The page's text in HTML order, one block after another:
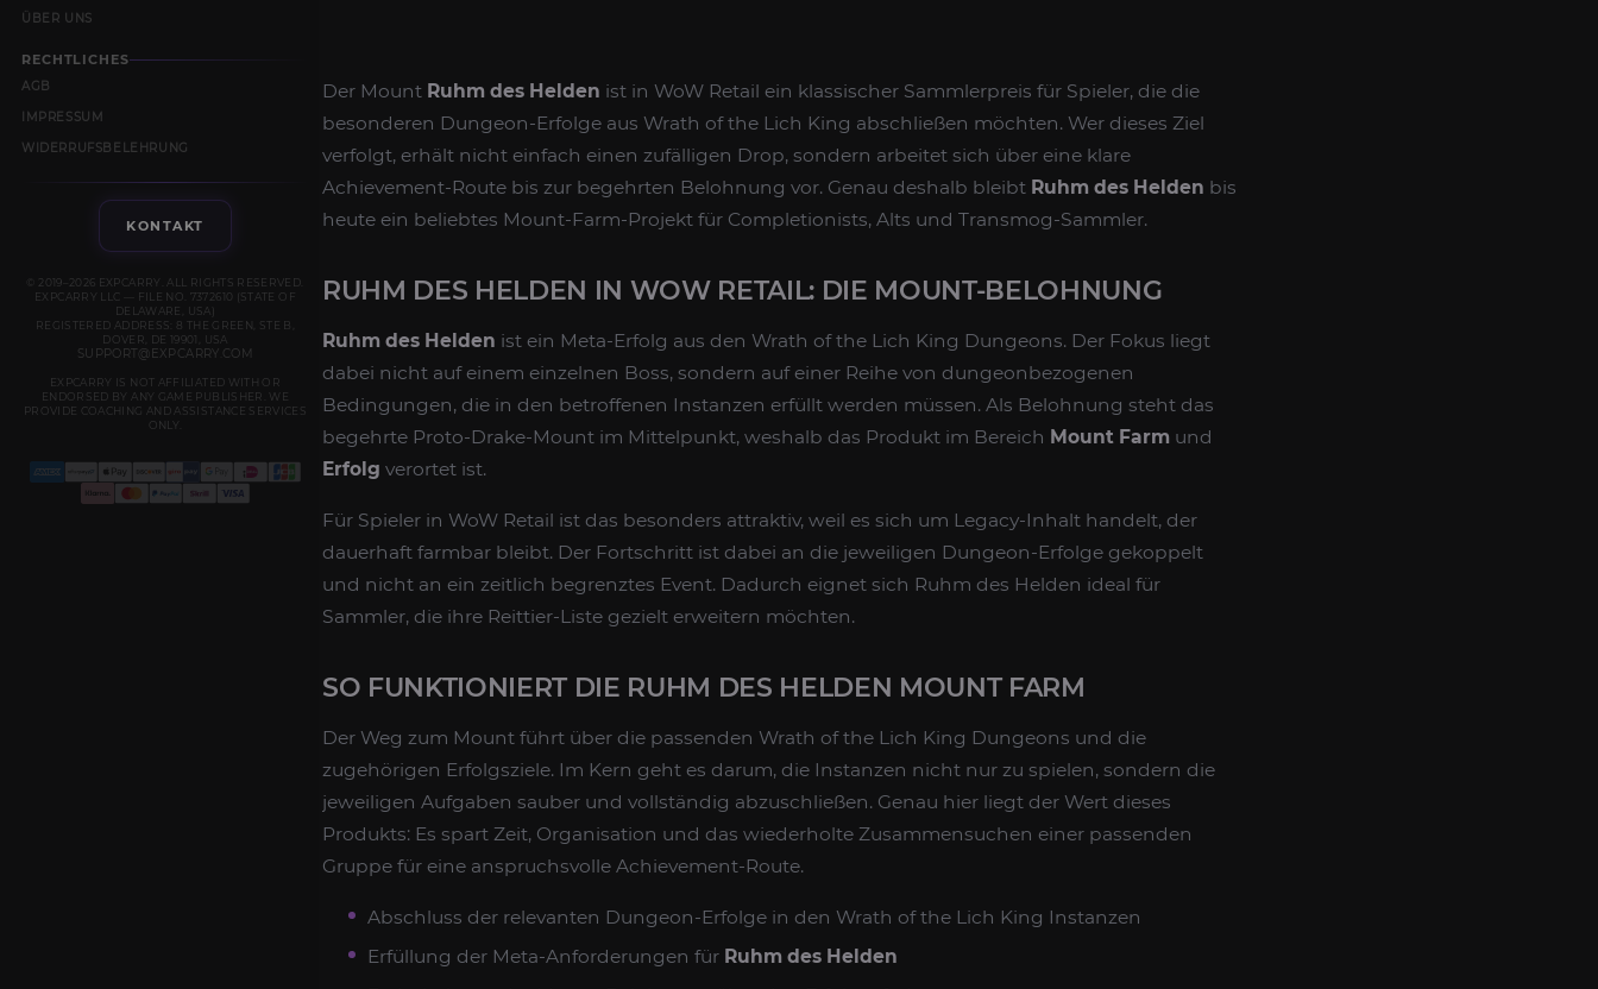
ÜBER UNS
RECHTLICHES
AGB
IMPRESSUM
WIDERRUFSBELEHRUNG
KONTAKT
© 2019–2026 EXPCARRY. ALL RIGHTS RESERVED.
EXPCARRY LLC — FILE NO. 7372610 (STATE OF
DELAWARE, USA)
REGISTERED ADDRESS: 8 THE GREEN, STE B,
DOVER, DE 19901, USA
SUPPORT@EXPCARRY.COM
EXPCARRY IS NOT AFFILIATED WITH OR
ENDORSED BY ANY GAME PUBLISHER. WE
PROVIDE COACHING AND ASSISTANCE SERVICES
ONLY.
Der Mount Ruhm des Helden ist in WoW Retail ein klassischer Sammlerpreis für Spieler, die die
besonderen Dungeon-Erfolge aus Wrath of the Lich King abschließen möchten. Wer dieses Ziel
verfolgt, erhält nicht einfach einen zufälligen Drop, sondern arbeitet sich über eine klare
Achievement-Route bis zur begehrten Belohnung vor. Genau deshalb bleibt Ruhm des Helden bis
heute ein beliebtes Mount-Farm-Projekt für Completionists, Alts und Transmog-Sammler.
RUHM DES HELDEN IN WOW RETAIL: DIE MOUNT-BELOHNUNG
Ruhm des Helden ist ein Meta-Erfolg aus den Wrath of the Lich King Dungeons. Der Fokus liegt
dabei nicht auf einem einzelnen Boss, sondern auf einer Reihe von dungeonbezogenen
Bedingungen, die in den betroffenen Instanzen erfüllt werden müssen. Als Belohnung steht das
begehrte Proto-Drake-Mount im Mittelpunkt, weshalb das Produkt im Bereich Mount Farm und
Erfolg verortet ist.
Für Spieler in WoW Retail ist das besonders attraktiv, weil es sich um Legacy-Inhalt handelt, der
dauerhaft farmbar bleibt. Der Fortschritt ist dabei an die jeweiligen Dungeon-Erfolge gekoppelt
und nicht an ein zeitlich begrenztes Event. Dadurch eignet sich Ruhm des Helden ideal für
Sammler, die ihre Reittier-Liste gezielt erweitern möchten.
SO FUNKTIONIERT DIE RUHM DES HELDEN MOUNT FARM
Der Weg zum Mount führt über die passenden Wrath of the Lich King Dungeons und die
zugehörigen Erfolgsziele. Im Kern geht es darum, die Instanzen nicht nur zu spielen, sondern die
jeweiligen Aufgaben sauber und vollständig abzuschließen. Genau hier liegt der Wert dieses
Produkts: Es spart Zeit, Organisation und das wiederholte Zusammensuchen einer passenden
Gruppe für eine anspruchsvolle Achievement-Route.
Abschluss der relevanten Dungeon-Erfolge in den Wrath of the Lich King Instanzen
Erfüllung der Meta-Anforderungen für Ruhm des Helden